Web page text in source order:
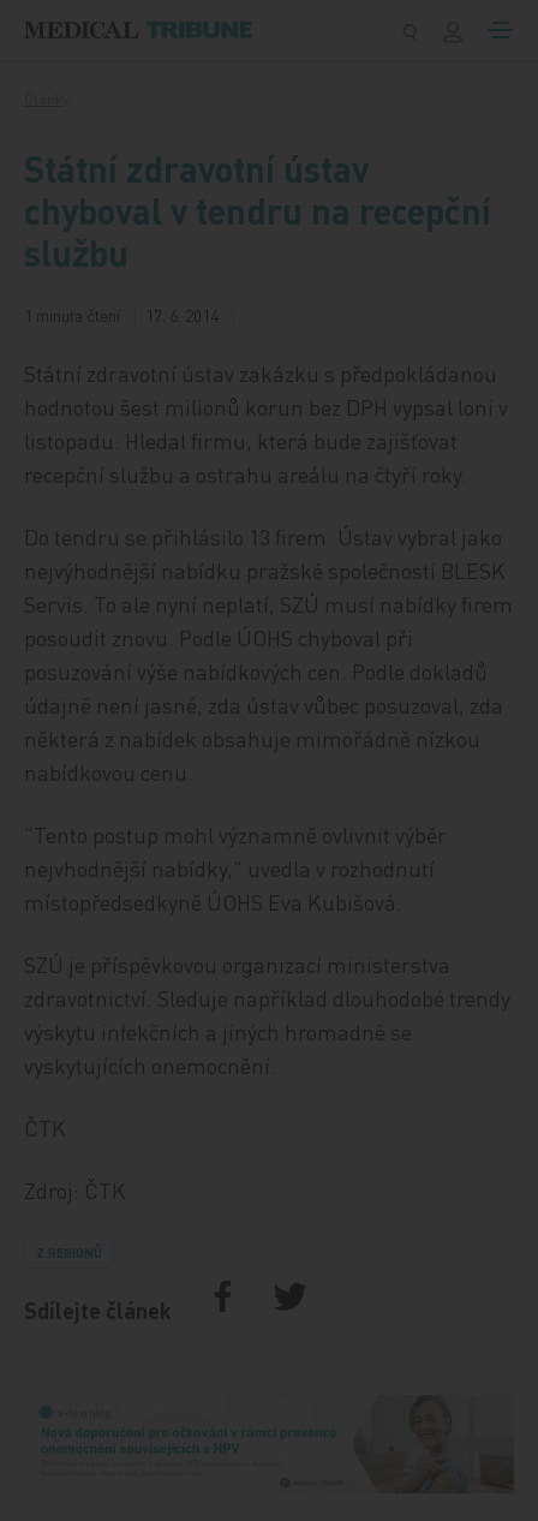
Státní zdravotní ústav
chyboval v tendru na recepční
službu
1 minuta čtení 17. 6. 2014
Státní zdravotní ústav zakázku s předpokládanou
hodnotou šest milionů korun bez DPH vypsal loni v
listopadu. Hledal firmu, která bude zajišťovat
recepční službu a ostrahu areálu na čtyři roky.
Do tendru se přihlásilo 13 firem. Ústav vybral jako
nejvýhodnější nabídku pražské společnosti BLESK
Servis. To ale nyní neplatí, SZÚ musí nabídky firem
posoudit znovu. Podle ÚOHS chyboval při
posuzování výše nabídkových cen. Podle dokladů
údajně není jasné, zda ústav vůbec posuzoval, zda
některá z nabídek obsahuje mimořádně nízkou
nabídkovou cenu.
"Tento postup mohl významně ovlivnit výběr
nejvhodnější nabídky," uvedla v rozhodnutí
místopředsedkyně ÚOHS Eva Kubišová.
SZÚ je příspěvkovou organizací ministerstva
zdravotnictví. Sleduje například dlouhodobé trendy
výskytu infekčních a jiných hromadně se
vyskytujících onemocnění.
ČTK
Zdroj: ČTK
Z REGIONŮ
Sdílejte článek